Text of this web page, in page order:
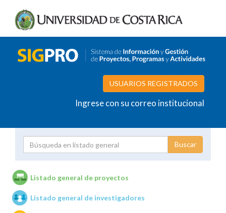
USUARIOS REGISTRADOS
Ingrese con su correo institucional
Unidades de investigación
Listado general de proyectos
Listado general de investigadores